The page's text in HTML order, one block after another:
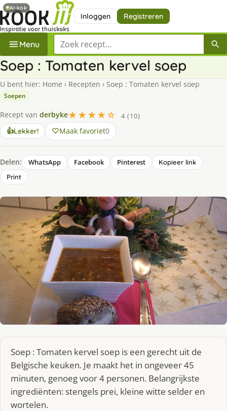
Inloggen Registreren
Menu Zoek een recept
Soep : Tomaten kervel soep
U bent hier: Home › Recepten › Soep : Tomaten kervel soep
Soepen
Recept van derbyke★★★★☆
4 (10)
👍Lekker! Maak favoriet0
Delen: WhatsApp Facebook Pinterest
Kopieer link
Print
Soep : Tomaten kervel soep is een gerecht uit de
Belgische keuken. Je maakt het in ongeveer 45
minuten, genoeg voor 4 personen. Belangrijkste
ingrediënten: stengels prei, kleine witte selder en
wortelen.
AI-kok